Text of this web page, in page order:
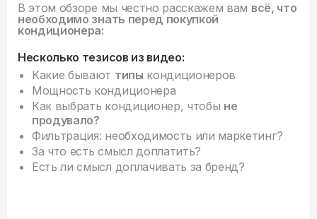
В этом обзоре мы честно расскажем вам всё, что
необходимо знать перед покупкой
кондиционера:
Несколько тезисов из видео:
Какие бывают типы кондиционеров
Мощность кондиционера
Как выбрать кондиционер, чтобы не
продувало?
Фильтрация: необходимость или маркетинг?
За что есть смысл доплатить?
Есть ли смысл доплачивать за бренд?